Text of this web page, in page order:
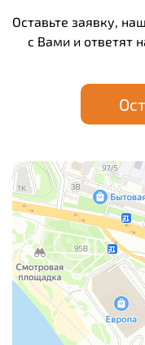
Оставьте заявку,
с Вами и ответят